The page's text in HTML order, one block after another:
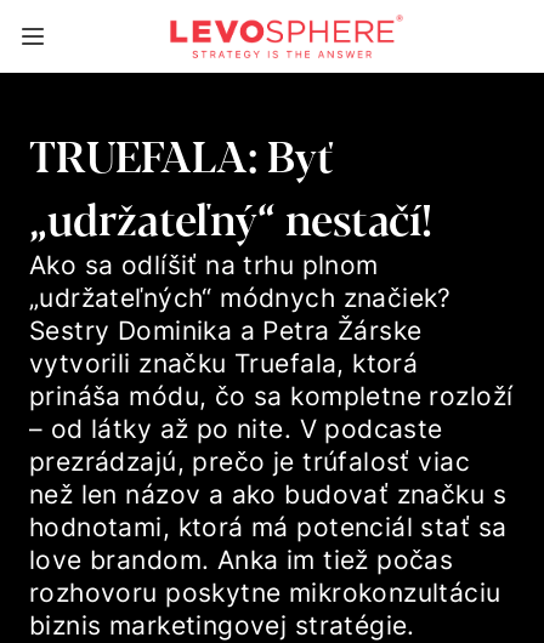
TRUEFALA: Byť
„udržateľný“ nestačí!
Ako sa odlíšiť na trhu plnom
„udržateľných“ módnych značiek?
Sestry Dominika a Petra Žárske
vytvorili značku Truefala, ktorá
prináša módu, čo sa kompletne rozloží
– od látky až po nite. V podcaste
prezrádzajú, prečo je trúfalosť viac
než len názov a ako budovať značku s
hodnotami, ktorá má potenciál stať sa
love brandom. Anka im tiež počas
rozhovoru poskytne mikrokonzultáciu
biznis marketingovej stratégie.